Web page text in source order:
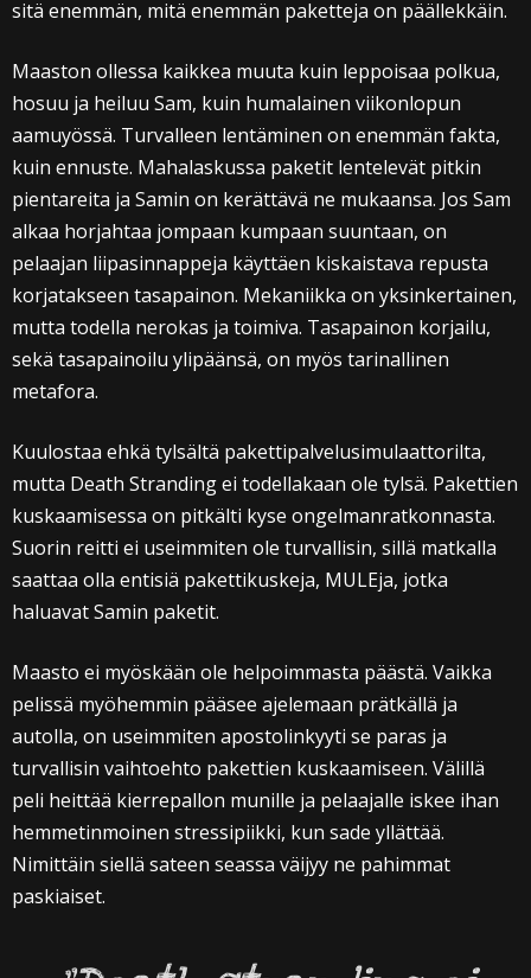
sitä enemmän, mitä enemmän paketteja on päällekkäin.
Maaston ollessa kaikkea muuta kuin leppoisaa polkua,
hosuu ja heiluu Sam, kuin humalainen viikonlopun
aamuyössä. Turvalleen lentäminen on enemmän fakta,
kuin ennuste. Mahalaskussa paketit lentelevät pitkin
pientareita ja Samin on kerättävä ne mukaansa. Jos Sam
alkaa horjahtaa jompaan kumpaan suuntaan, on
pelaajan liipasinnappeja käyttäen kiskaistava repusta
korjatakseen tasapainon. Mekaniikka on yksinkertainen,
mutta todella nerokas ja toimiva. Tasapainon korjailu,
sekä tasapainoilu ylipäänsä, on myös tarinallinen
metafora.
Kuulostaa ehkä tylsältä pakettipalvelusimulaattorilta,
mutta Death Stranding ei todellakaan ole tylsä. Pakettien
kuskaamisessa on pitkälti kyse ongelmanratkonnasta.
Suorin reitti ei useimmiten ole turvallisin, sillä matkalla
saattaa olla entisiä pakettikuskeja, MULEja, jotka
haluavat Samin paketit.
Maasto ei myöskään ole helpoimmasta päästä. Vaikka
pelissä myöhemmin pääsee ajelemaan prätkällä ja
autolla, on useimmiten apostolinkyyti se paras ja
turvallisin vaihtoehto pakettien kuskaamiseen. Välillä
peli heittää kierrepallon munille ja pelaajalle iskee ihan
hemmetinmoinen stressipiikki, kun sade yllättää.
Nimittäin siellä sateen seassa väijyy ne pahimmat
paskiaiset.